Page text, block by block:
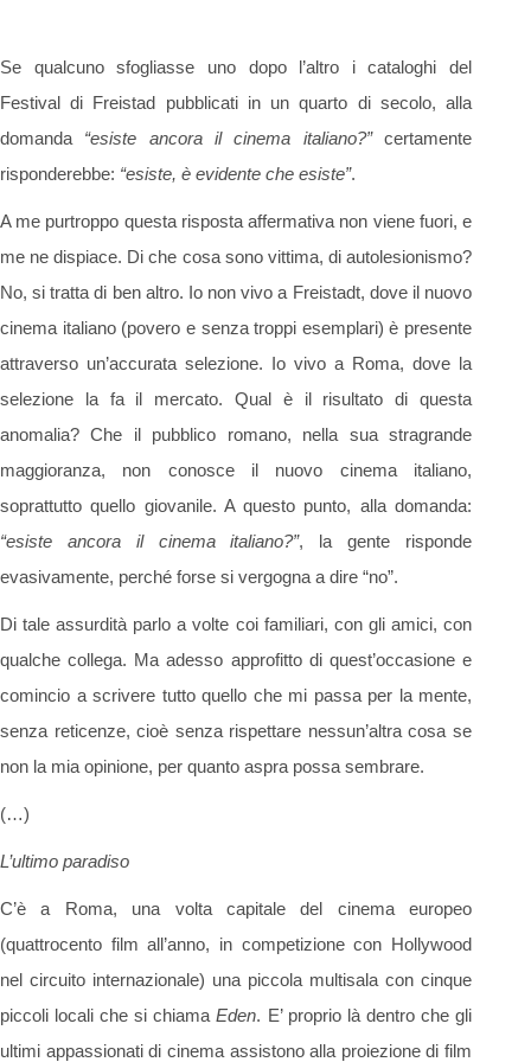
Se qualcuno sfogliasse uno dopo l’altro i cataloghi del
Festival di Freistad pubblicati in un quarto di secolo, alla
domanda “esiste ancora il cinema italiano?”certamente
risponderebbe: “esiste, è evidente che esiste”.
A me purtroppo questa risposta affermativa non viene fuori, e
me ne dispiace. Di che cosa sono vittima, di autolesionismo?
No, si tratta di ben altro. Io non vivo a Freistadt, dove il nuovo
cinema italiano (povero e senza troppi esemplari) è presente
attraverso un’accurata selezione. Io vivo a Roma, dove la
selezione la fa il mercato. Qual è il risultato di questa
anomalia? Che il pubblico romano, nella sua stragrande
maggioranza, non conosce il nuovo cinema italiano,
soprattutto quello giovanile. A questo punto, alla domanda:
“esiste ancora il cinema italiano?”, la gente risponde
evasivamente, perché forse si vergogna a dire “no”.
Di tale assurdità parlo a volte coi familiari, con gli amici, con
qualche collega. Ma adesso approfitto di quest’occasione e
comincio a scrivere tutto quello che mi passa per la mente,
senza reticenze, cioè senza rispettare nessun’altra cosa se
non la mia opinione, per quanto aspra possa sembrare.
(…)
L’ultimo paradiso
C’è a Roma, una volta capitale del cinema europeo
(quattrocento film all’anno, in competizione con Hollywood
nel circuito internazionale) una piccola multisala con cinque
piccoli locali che si chiamaEden. E’ proprio là dentro che gli
ultimi appassionati di cinema assistono alla proiezione di film